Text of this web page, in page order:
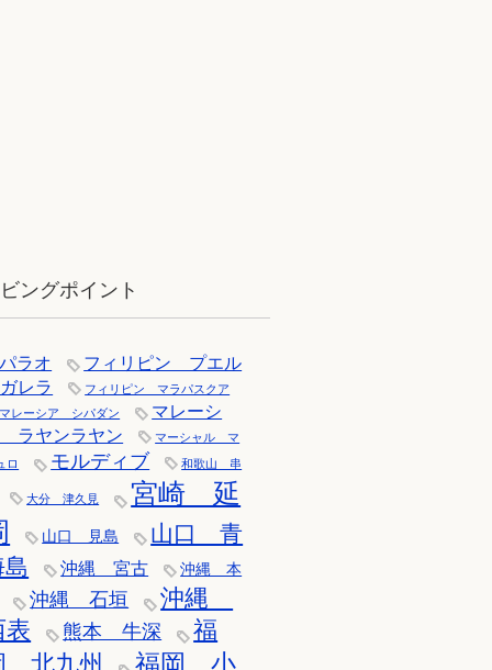
ングポイント
パラオ
フィリピン プエル
ガレラ
フィリピン マラパスクア
マレーシア シパダン
マレーシ
ラヤンラヤン
マーシャル マ
ロ
モルディブ 和歌山 串
大分 津久見
宮崎 延
山口 見島
山口 青
沖縄 宮古
沖縄 本
沖縄 石垣
沖縄
表
熊本 牛深
福
北九州
福岡 小